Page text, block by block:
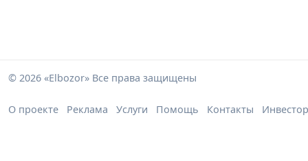
© 2026 «Elbozor» Все права защищены
О проекте Реклама Услуги Помощь Контакты